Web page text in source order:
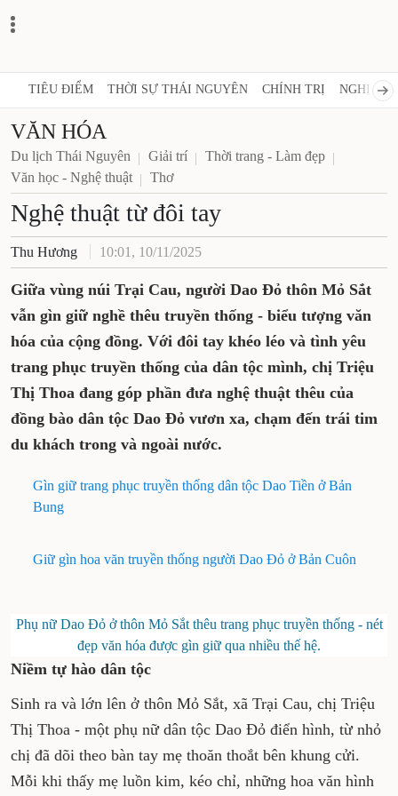
TIÊU ĐIỂM THỜI SỰ THÁI NGUYÊN CHÍNH TRỊ NGHỊ
VĂN HÓA
Du lịch Thái Nguyên Giải trí
Thời trang - Làm đẹp
Văn học - Nghệ thuật
Thơ
Nghệ thuật từ đôi tay
Thu Hương 10:01, 10/11/2025
Giữa vùng núi Trại Cau, người Dao Đỏ thôn Mỏ Sắt
vẫn gìn giữ nghề thêu truyền thống - biểu tượng văn
hóa của cộng đồng. Với đôi tay khéo léo và tình yêu
trang phục truyền thống của dân tộc mình, chị Triệu
Thị Thoa đang góp phần đưa nghệ thuật thêu của
đồng bào dân tộc Dao Đỏ vươn xa, chạm đến trái tim
du khách trong và ngoài nước.
Gìn giữ trang phục truyền thống dân tộc Dao Tiền ở Bản
Bung
Giữ gìn hoa văn truyền thống người Dao Đỏ ở Bản Cuôn
Phụ nữ Dao Đỏ ở thôn Mỏ Sắt thêu trang phục truyền thống - nét
đẹp văn hóa được gìn giữ qua nhiều thế hệ.
Niềm tự hào dân tộc
Sinh ra và lớn lên ở thôn Mỏ Sắt, xã Trại Cau, chị Triệu
Thị Thoa - một phụ nữ dân tộc Dao Đỏ điển hình, từ nhỏ
chị đã dõi theo bàn tay mẹ thoăn thoắt bên khung cửi.
Mỗi khi thấy mẹ luồn kim, kéo chỉ, những hoa văn hình